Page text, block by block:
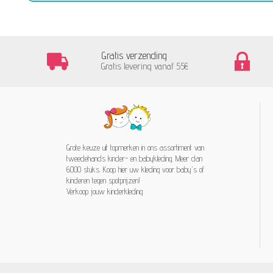
Gratis verzending
Gratis levering vanaf 55€
Grote keuze uit topmerken in ons assortiment van
tweedehands kinder- en babykleding. Meer dan
6000 stuks. Koop hier uw kleding voor baby's of
kinderen tegen spotprijzen!
Verkoop jouw kinderkleding